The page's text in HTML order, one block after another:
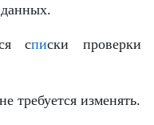
списки проверки
требуется изменять.